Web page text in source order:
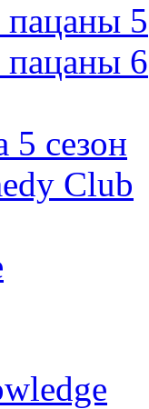
пацаны 5
пацаны 6
5 сезон
Club